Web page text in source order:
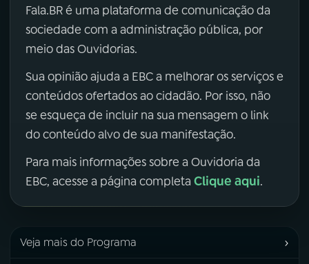
Fala.BR é uma plataforma de comunicação da
sociedade com a administração pública, por
meio das Ouvidorias.
Sua opinião ajuda a EBC a melhorar os serviços e
conteúdos ofertados ao cidadão. Por isso, não
se esqueça de incluir na sua mensagem o link
do conteúdo alvo de sua manifestação.
Para mais informações sobre a Ouvidoria da
EBC, acesse a página completa Clique aqui.
Veja mais do Programa ›